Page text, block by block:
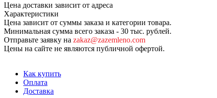
Цена доставки зависит от адреса
Характеристики
Цена зависит от суммы заказа и категории товара.
Минимальная сумма всего заказа - 30 тыс. рублей.
Отправьте заявку на zakaz@zazemleno.com
Цены на сайте не являются публичной офертой.
Как купить
Оплата
Доставка